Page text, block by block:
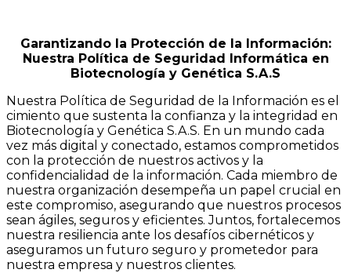
Garantizando la Protección de la Información:
Nuestra Política de Seguridad Informática en
Biotecnología y Genética S.A.S
Nuestra Política de Seguridad de la Información es el
cimiento que sustenta la confianza y la integridad en
Biotecnología y Genética S.A.S. En un mundo cada
vez más digital y conectado, estamos comprometidos
con la protección de nuestros activos y la
confidencialidad de la información. Cada miembro de
nuestra organización desempeña un papel crucial en
este compromiso, asegurando que nuestros procesos
sean ágiles, seguros y eficientes. Juntos, fortalecemos
nuestra resiliencia ante los desafíos cibernéticos y
aseguramos un futuro seguro y prometedor para
nuestra empresa y nuestros clientes.